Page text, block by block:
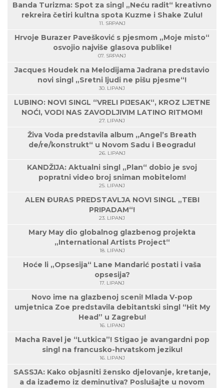
Banda Turizma: Spot za singl „Neću radit“ kreativno
rekreira četiri kultna spota Kuzme i Shake Zulu!
11. SRPANJ
Hrvoje Burazer Pavešković s pjesmom „Moje misto“
osvojio najviše glasova publike!
07. SRPANJ
Jacques Houdek na Melodijama Jadrana predstavio
novi singl „Sretni ljudi ne pišu pjesme“!
30. LIPANJ
LUBINO: NOVI SINGL “VRELI PIJESAK“, KROZ LJETNE
NOĆI, VODI NAS ZAVODLJIVIM LATINO RITMOM!
27. LIPANJ
Živa Voda predstavila album „Angel’s Breath
de/re/konstrukt“ u Novom Sadu i Beogradu!
26. LIPANJ
KANDŽIJA: Aktualni singl „Plan“ dobio je svoj
popratni video broj sniman mobitelom!
25. LIPANJ
ALEN ĐURAS PREDSTAVLJA NOVI SINGL „TEBI
PRIPADAM“!
23. LIPANJ
Mary May dio globalnog glazbenog projekta
„International Artists Project“
18. LIPANJ
Hoće li „Opsesija“ Lane Mandarić postati i vaša
opsesija?
17. LIPANJ
Novo ime na glazbenoj sceni! Mlada V-pop
umjetnica Zoe predstavila debitantski singl “Hit My
Head” u Zagrebu!
16. LIPANJ
Macha Ravel je “Lutkica”! Stigao je avangardni pop
singl na francusko-hrvatskom jeziku!
16. LIPANJ
SASSJA: Kako objasniti žensko djelovanje, kretanje,
a da izađemo iz deminutiva? Poslušajte u novom